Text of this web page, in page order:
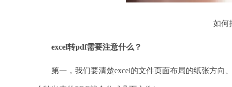
如何
excel转pdf需要注意什么？
第一，我们要清楚excel的文件页面布局的纸张方向